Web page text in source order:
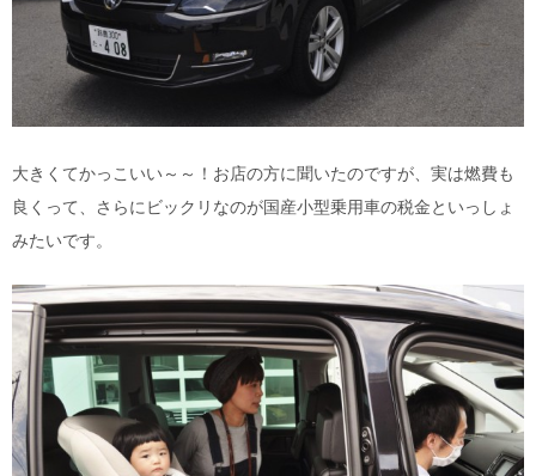
大きくてかっこいい～～！お店の方に聞いたのですが、実は燃費も
良くって、さらにビックリなのが国産小型乗用車の税金といっしょ
みたいです。